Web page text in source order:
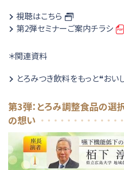
視聴はこちら
第2弾セミナーご案内チラシ
＊関連資料
とろみつき飲料をもっと❝おい
第3弾：とろみ調整食品の選
の想い